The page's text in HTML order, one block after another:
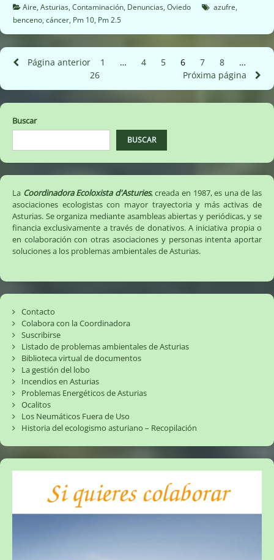
de
Industrias
Doy
en
Oviedo
Aire, Asturias, Contaminación, Denuncias, Oviedo azufre,
benceno, cáncer, Pm 10, Pm 2.5
Paginación
de
entradas
Página anterior Página
1 … Página
4 Página
5 Página
6 Página
7 Página
8 …
26
Próxima página
Buscar
BUSCAR
La Coordinadora Ecoloxista d'Asturies, creada en 1987, es una de las
asociaciones ecologistas con mayor trayectoria y más activas de
Asturias. Se organiza mediante asambleas abiertas y periódicas, y se
financia exclusivamente a través de donativos. A iniciativa propia o
en colaboración con otras asociaciones y personas intenta aportar
soluciones a los problemas ambientales de Asturias.
Contacto
Colabora con la Coordinadora
Suscribirse
Listado de problemas ambientales de Asturias
Biblioteca virtual de documentos
La gestión del lobo
Incendios en Asturias
Problemas Energéticos de Asturias
Ocalitos
Los Neumáticos Fuera de Uso
Historia del ecologismo asturiano – Recopilación